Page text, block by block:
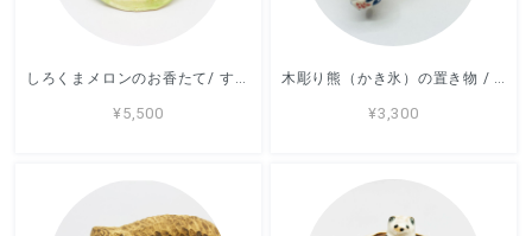
¥5,500 ¥3,300